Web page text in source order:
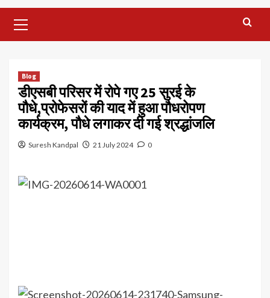
Menu
Blog
डीएसबी परिसर में रोपे गए 25 सुरई के
पौधे,प्रोफेसरों की याद में हुआ पौधरोपण
कार्यक्रम, पौधे लगाकर दी गई श्रद्धांजलि
Suresh Kandpal 21 July 2024 0